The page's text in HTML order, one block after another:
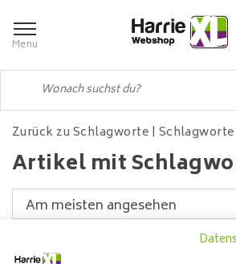
Menu
Zurück zu Schlagworte | Schlagworte
Artikel mit